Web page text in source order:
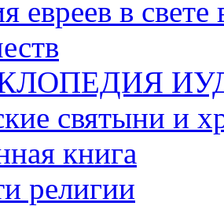
евреев в
святыни и
книга
религии